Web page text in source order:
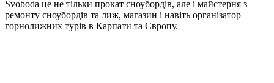
Svoboda це не тільки прокат сноубордів, але і майстерня з
ремонту сноубордів та лиж, магазин і навіть організатор
горнолижних турів в Карпати та Європу.